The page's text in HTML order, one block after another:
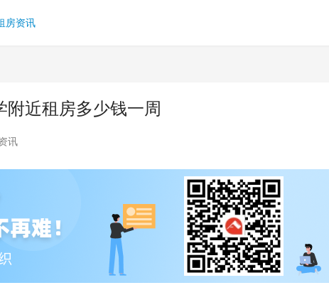
房资讯
近租房多少钱一周
讯